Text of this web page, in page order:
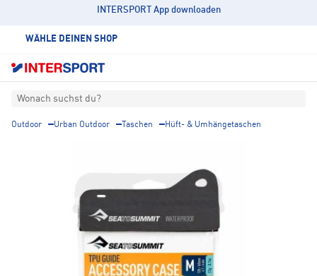
INTERSPORT App downloaden
WÄHLE DEINEN SHOP
Wonach suchst du?
Outdoor Urban Outdoor Taschen Hüft- & Umhängetaschen